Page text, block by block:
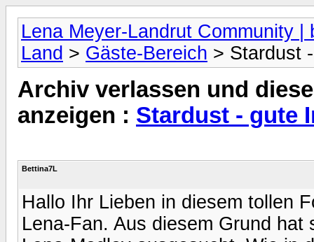
Lena Meyer-Landrut Community |
Land > Gäste-Bereich > Stardust
Archiv verlassen und
anzeigen : Stardust - gute
Bettina7L
Hallo Ihr Lieben in diesem tollen
Lena-Fan. Aus diesem Grund